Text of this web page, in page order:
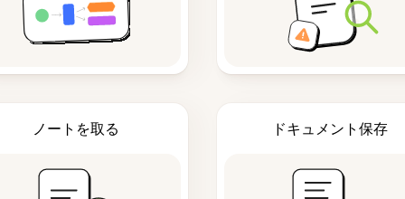
ノートを取る ドキュメント保存